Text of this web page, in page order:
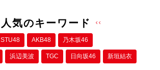
人気のキーワード
STU48 AKB48 乃木坂46
浜辺美波 TGC 日向坂46 新垣結衣